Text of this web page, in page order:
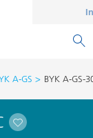
A-GS BYK A-GS-